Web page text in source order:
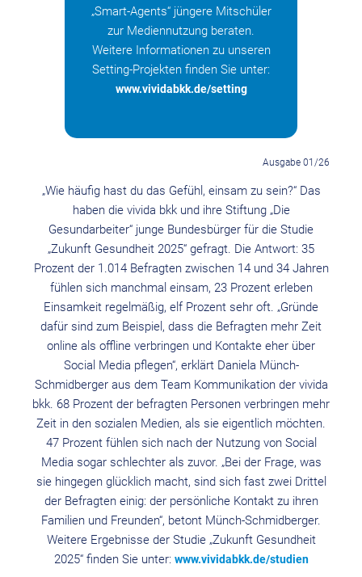
„Smart-Agents“ jüngere Mitschüler
zur Mediennutzung beraten.
Weitere Informationen zu unseren
Setting-Projekten finden Sie unter:
www.vividabkk.de/setting
Ausgabe 01/26
„Wie häufig hast du das Gefühl, einsam zu sein?“ Das
haben die vivida bkk und ihre Stiftung „Die
Gesundarbeiter“ junge Bundesbürger für die Studie
„Zukunft Gesundheit 2025“ gefragt. Die Antwort: 35
Prozent der 1.014 Befragten zwischen 14 und 34 Jahren
fühlen sich manchmal einsam, 23 Prozent erleben
Einsamkeit regelmäßig, elf Prozent sehr oft. „Gründe
dafür sind zum Beispiel, dass die Befragten mehr Zeit
online als offline verbringen und Kontakte eher über
Social Media pflegen“, erklärt Daniela Münch-
Schmidberger aus dem Team Kommunikation der vivida
bkk. 68 Prozent der befragten Personen verbringen mehr
Zeit in den sozialen Medien, als sie eigentlich möchten.
47 Prozent fühlen sich nach der Nutzung von Social
Media sogar schlechter als zuvor. „Bei der Frage, was
sie hingegen glücklich macht, sind sich fast zwei Drittel
der Befragten einig: der persönliche Kontakt zu ihren
Familien und Freunden“, betont Münch-Schmidberger.
Weitere Ergebnisse der Studie „Zukunft Gesundheit
2025“ finden Sie unter: www.vividabkk.de/studien